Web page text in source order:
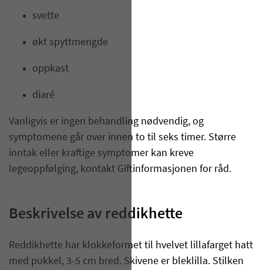
svette
økt spyttmengde
oppkast
diaré
Vanligvis er ingen behandling nødvendig, og
symptomene går over innen to til seks timer. Større
inntak eller kraftige symptomer kan kreve
legeoppfølging, kontakt Giftinformasjonen for råd.
Beskrivelse av reddikhette​
Reddikhette har klokkeformet til hvelvet lillafarget hatt
med pukkel, 3-5 cm bred. Skivene er bleklilla. Stilken